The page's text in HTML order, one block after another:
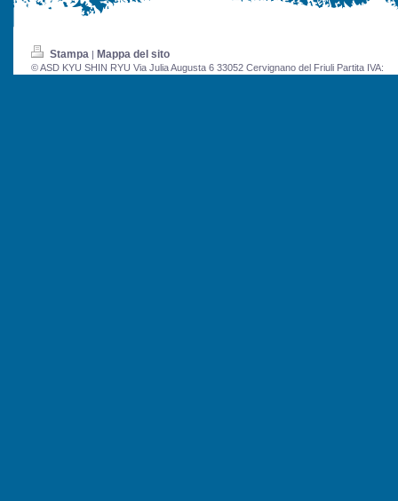
Stampa | Mappa del sito
© ASD KYU SHIN RYU Via Julia Augusta 6 33052 Cervignano del Friuli Partita IVA: